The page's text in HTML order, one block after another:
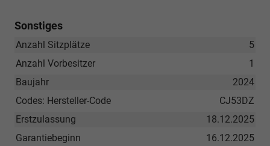
Sonstiges
5
Anzahl Sitzplätze
1
Anzahl Vorbesitzer
2024
Baujahr
CJ53DZ
Codes: Hersteller-Code
18.12.2025
Erstzulassung
16.12.2025
Garantiebeginn